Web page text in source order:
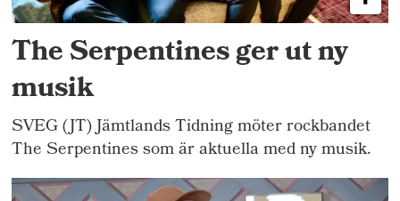
The Serpentines ger ut ny
musik
SVEG (JT) Jämtlands Tidning möter rockbandet
The Serpentines som är aktuella med ny musik.